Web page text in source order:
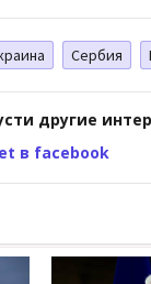
Сербия
другие
в facebook